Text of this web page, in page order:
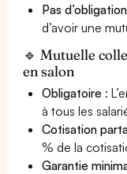
Pas d’obligation
d’avoir une
🔹 Mutuelle
en salon
Obligatoire :
à tous les
Cotisation
% de la
Garantie